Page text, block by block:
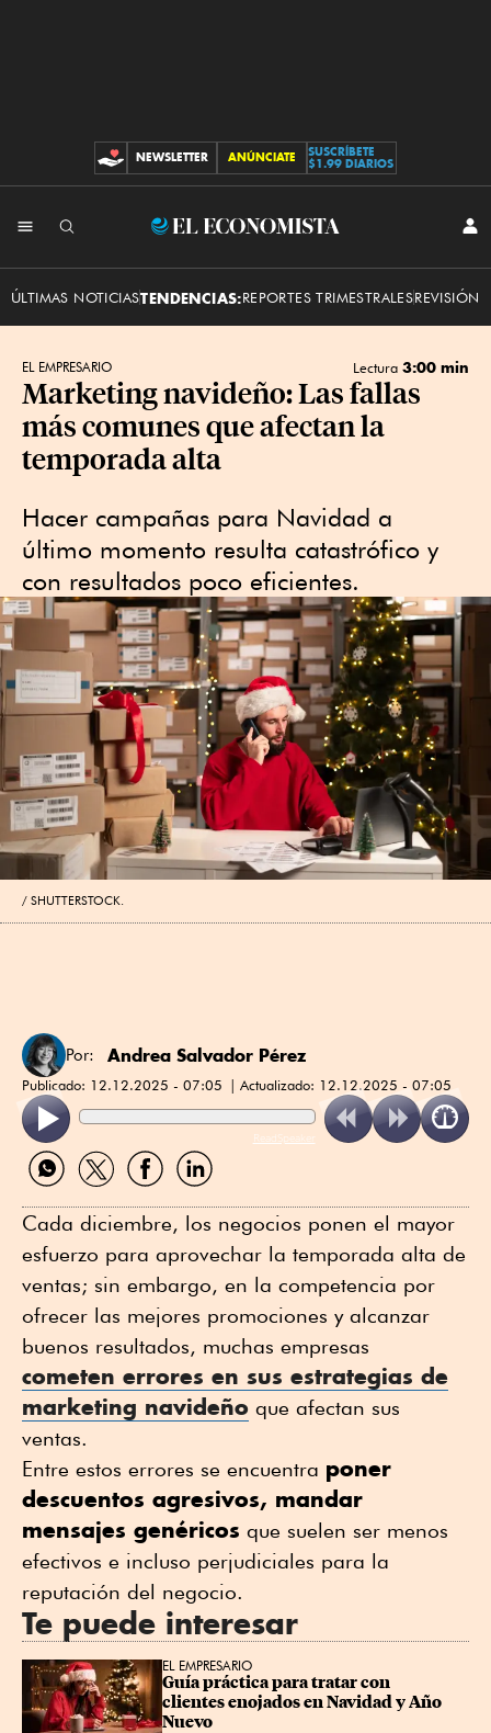
CONTRIBUCIONES
NEWSLETTER ANÚNCIATE
SUSCRÍBETE
$1.99 DIARIOS
El
ÚLTIMAS NOTICIASTENDENCIAS:REPORTES TRIMESTRALESREVISIÓN
EL EMPRESARIO Lectura 3:00 min
Marketing navideño: Las fallas
más comunes que afectan la
temporada alta
Hacer campañas para Navidad a
último momento resulta catastrófico y
con resultados poco eficientes.
SHUTTERSTOCK.
Por: Andrea Salvador Pérez
Publicado: 12.12.2025 - 07:05 Actualizado: 12.12.2025 - 07:05
ReadSpeaker
Compartir
por
Compartir
por
Compartir
por
Compartir
por
Cada diciembre, los negocios ponen el mayor
esfuerzo para aprovechar la temporada alta de
ventas; sin embargo, en la competencia por
ofrecer las mejores promociones y alcanzar
buenos resultados, muchas empresas
cometen errores en sus estrategias de
marketing navideño que afectan sus
ventas.
Entre estos errores se encuentra poner
descuentos agresivos, mandar
mensajes genéricos que suelen ser menos
efectivos e incluso perjudiciales para la
reputación del negocio.
Te puede interesar
EL EMPRESARIO
Guía práctica para tratar con
clientes enojados en Navidad y Año
Nuevo